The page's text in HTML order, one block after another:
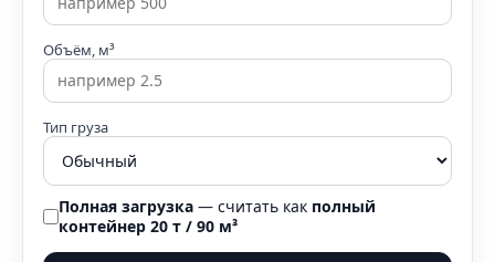
Объём, м³
Тип груза
Полная загрузка — считать как полный
контейнер 20 т / 90 м³